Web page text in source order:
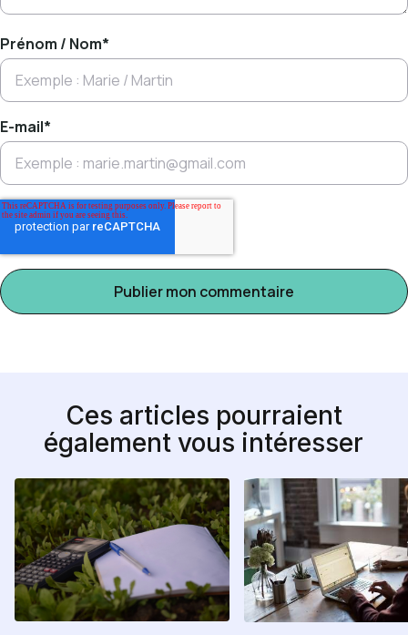
Prénom / Nom*
E-mail*
Ces articles pourraient
également vous intéresser